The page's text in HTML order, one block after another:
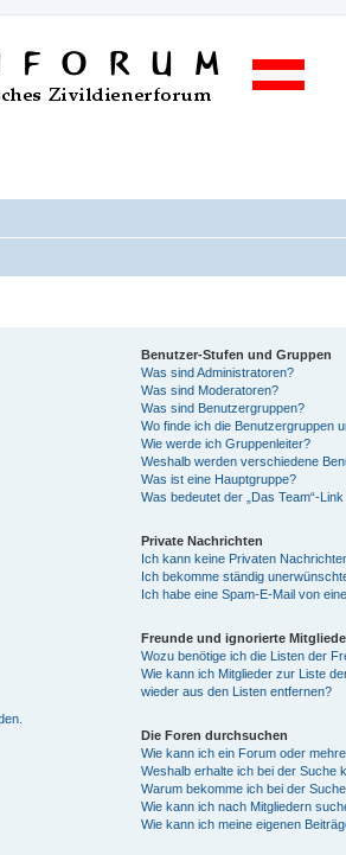
Benutzer-Stufen und Gruppen
Was sind Administratoren?
Was sind Moderatoren?
Was sind Benutzergruppen?
Wo finde ich die Benutzergruppen
Wie werde ich Gruppenleiter?
Weshalb werden verschiedene
Was ist eine Hauptgruppe?
Was bedeutet der „Das Team“-
Private Nachrichten
Ich kann keine Privaten
Ich bekomme ständig
Ich habe eine Spam-E-Mail von
Freunde und ignorierte
Wozu benötige ich die Listen der
Wie kann ich Mitglieder zur Liste
wieder aus den Listen entfernen?
Die Foren durchsuchen
Wie kann ich ein Forum oder
Weshalb erhalte ich bei der Suche
Warum bekomme ich bei der
Wie kann ich nach Mitgliedern
Wie kann ich meine eigenen